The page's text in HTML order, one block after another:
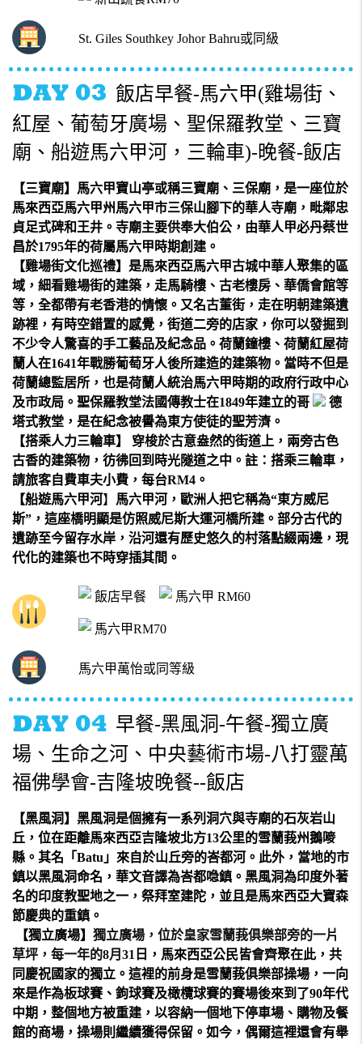
St. Giles Southkey Johor Bahru或同級
飯店早餐-馬六甲(雞場街、
紅屋、葡萄牙廣場、聖保羅教堂、三寶
廟、船遊馬六甲河，三輪車)-晚餐-飯店
【三寶廟】馬六甲寶山亭或稱三寶廟、三保廟，是一座位於
馬來西亞馬六甲州馬六甲市三保山腳下的華人寺廟，毗鄰忠
貞足式碑和王井。寺廟主要供奉大伯公，由華人甲必丹蔡世
昌於1795年的荷屬馬六甲時期創建。
【雞場街文化巡禮】 是馬來西亞馬六甲古城中華人聚集的區
域，細看雞場街的建築，走馬騎樓、古老樓房、華僑會館等
等，全都帶有老香港的情懷。又名古董街，走在明朝建築遺
跡裡，有時空錯置的感覺，街道二旁的店家，你可以發掘到
不少令人驚喜的手工藝品及紀念品。荷蘭鐘樓、荷蘭紅屋荷
蘭人在1641年戰勝葡萄牙人後所建造的建築物。當時不但是
荷蘭總監居所，也是荷蘭人統治馬六甲時期的政府行政中心
及市政局。聖保羅教堂法國傳教士在1849年建立的哥
德
塔式教堂，是在紀念被譽為東方使徒的聖芳濟。
【搭乘人力三輪車】 穿梭於古意盎然的街道上，兩旁古色
古香的建築物，彷彿回到時光隧道之中。註：搭乘三輪車，
請旅客自費車夫小費，每台RM4。
【船遊馬六甲河】 馬六甲河，歐洲人把它稱為“東方威尼
斯”，這座橋明顯是仿照威尼斯大運河橋所建。部分古代的
遺跡至今留存水岸，沿河還有歷史悠久的村落點綴兩邊，現
代化的建築也不時穿插其間。
飯店早餐 馬六甲 RM60
馬六甲RM70
馬六甲萬怡或同等級
早餐-黑風洞-午餐-獨立廣
場、生命之河、中央藝術市場-八打靈萬
福佛學會-吉隆坡晚餐--飯店
【黑風洞】黑風洞是個擁有一系列洞穴與寺廟的石灰岩山
丘 ，位在距離馬來西亞吉隆坡北方13公里的雪蘭莪州鵝嘜
縣 。其名「Batu」來自於山丘旁的峇都河。此外，當地的市
鎮以黑風洞命名，華文音譯為峇都喼鎮 。黑風洞為印度外著
名的印度教聖地之一，祭拜室建陀 ，並且是馬來西亞大寶森
節慶典的重鎮。
【獨立廣場】獨立廣場，位於皇家雪蘭莪俱樂部旁的一片
草坪，每一年的8月31 日，馬來西亞公民皆會齊聚在此，共
同慶祝國家的獨立。這裡的前身是雪蘭莪俱樂部操場，一向
來是作為板球賽、鉤球賽及橄欖球賽的賽場後來到了90年代
中期，整個地方被重建，以容納一個地下停車場、購物及餐
館的商場，操場則繼續獲得保留。如今，偶爾這裡還會有舉